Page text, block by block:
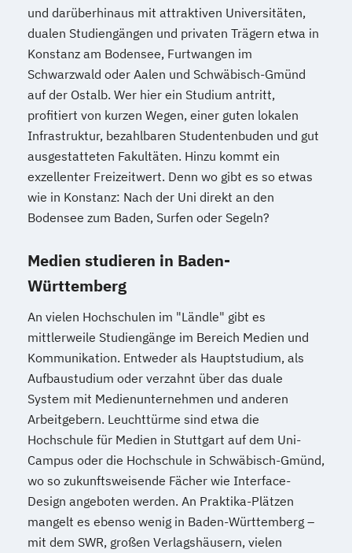
und darüberhinaus mit attraktiven Universitäten,
dualen Studiengängen und privaten Trägern etwa in
Konstanz am Bodensee, Furtwangen im
Schwarzwald oder Aalen und Schwäbisch-Gmünd
auf der Ostalb. Wer hier ein Studium antritt,
profitiert von kurzen Wegen, einer guten lokalen
Infrastruktur, bezahlbaren Studentenbuden und gut
ausgestatteten Fakultäten. Hinzu kommt ein
exzellenter Freizeitwert. Denn wo gibt es so etwas
wie in Konstanz: Nach der Uni direkt an den
Bodensee zum Baden, Surfen oder Segeln?
Medien studieren in Baden-
Württemberg
An vielen Hochschulen im "Ländle" gibt es
mittlerweile Studiengänge im Bereich Medien und
Kommunikation. Entweder als Hauptstudium, als
Aufbaustudium oder verzahnt über das duale
System mit Medienunternehmen und anderen
Arbeitgebern. Leuchttürme sind etwa die
Hochschule für Medien in Stuttgart auf dem Uni-
Campus oder die Hochschule in Schwäbisch-Gmünd,
wo so zukunftsweisende Fächer wie Interface-
Design angeboten werden. An Praktika-Plätzen
mangelt es ebenso wenig in Baden-Württemberg –
mit dem SWR, großen Verlagshäusern, vielen